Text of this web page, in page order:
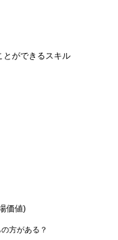
ができるスキル
価値)
方がある？